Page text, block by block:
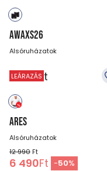
AWAXS26
Alsóruházatok
6 990Ft
LEÁRAZÁS
ARES
Alsóruházatok
12 990 Ft
6 490Ft -50%